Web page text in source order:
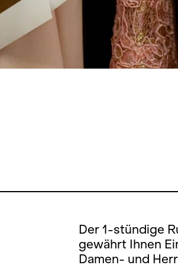
Der 1-stündige
gewährt Ihnen
Damen- und